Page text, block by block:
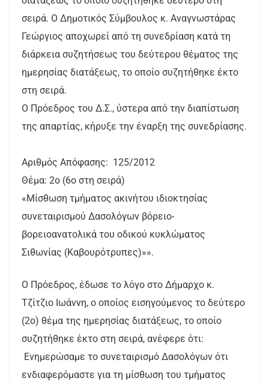
σειρά. Ο Δημοτικός Σύμβουλος κ. Αναγνωστάρας
Γεώργιος αποχωρεί από τη συνεδρίαση κατά τη
διάρκεια συζητήσεως του δεύτερου θέματος της
ημερησίας διατάξεως, το οποίο συζητήθηκε έκτο
στη σειρά.
Ο Πρόεδρος του Δ.Σ., ύστερα από την διαπίστωση
της απαρτίας, κήρυξε την έναρξη της συνεδρίασης.
Αριθμός Απόφασης: 125/2012
Θέμα: 2ο (6ο στη σειρά)
«Μίσθωση τμήματος ακινήτου ιδιοκτησίας
συνεταιρισμού Δασολόγων βόρειο-
βορειοανατολικά του οδικού κυκλώματος
Σιθωνίας (Καβουρότρυπες)»».
Ο Πρόεδρος, έδωσε το λόγο στο Δήμαρχο κ.
Τζίτζιο Ιωάννη, ο οποίος εισηγούμενος το δεύτερο
(2ο) θέμα της ημερησίας διατάξεως, το οποίο
συζητήθηκε έκτο στη σειρά, ανέφερε ότι:
Ενημερώσαμε το συνεταιρισμό Δασολόγων ότι
ενδιαφερόμαστε για τη μίσθωση του τμήματος